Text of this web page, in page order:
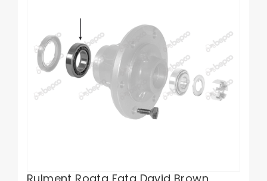
Rulment Roata Fata David Brown